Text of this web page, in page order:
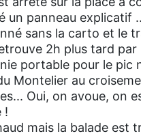
un panneau explicatif
sans la carto et le
2h plus tard par
portable pour le pic
Montelier au
Oui, on avoue, on
!
mais la balade est